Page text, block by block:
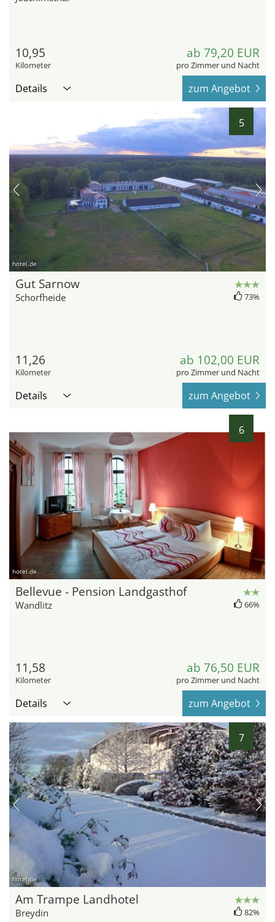
10,95
Kilometer
ab 79,20 EUR
pro Zimmer und Nacht
Details zum Angebot
5
hotel.de
Gut Sarnow
Schorfheide 73%
11,26
Kilometer
ab 102,00 EUR
pro Zimmer und Nacht
Details zum Angebot
6
hotel.de
Bellevue - Pension Landgasthof
Wandlitz 66%
11,58
Kilometer
ab 76,50 EUR
pro Zimmer und Nacht
Details zum Angebot
7
hotel.de
Am Trampe Landhotel
Breydin 82%